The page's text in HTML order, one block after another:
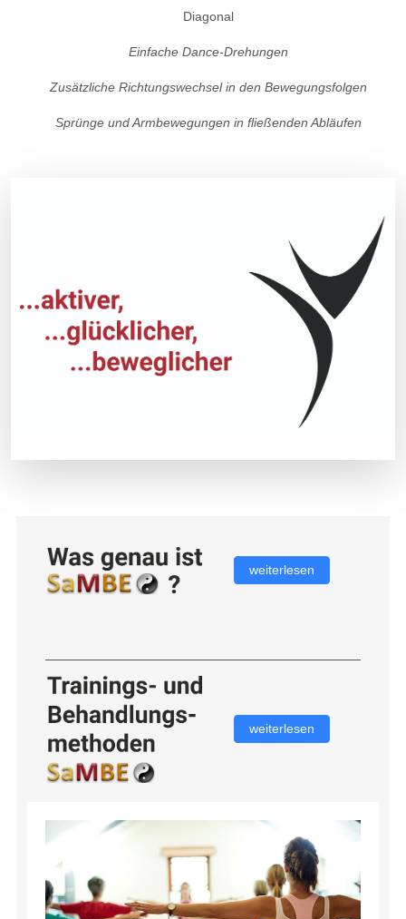
Diagonal
Einfache Dance-Drehungen
Zusätzliche Richtungswechsel in den Bewegungsfolgen
Sprünge und Armbewegungen in fließenden Abläufen
weiterlesen
weiterlesen